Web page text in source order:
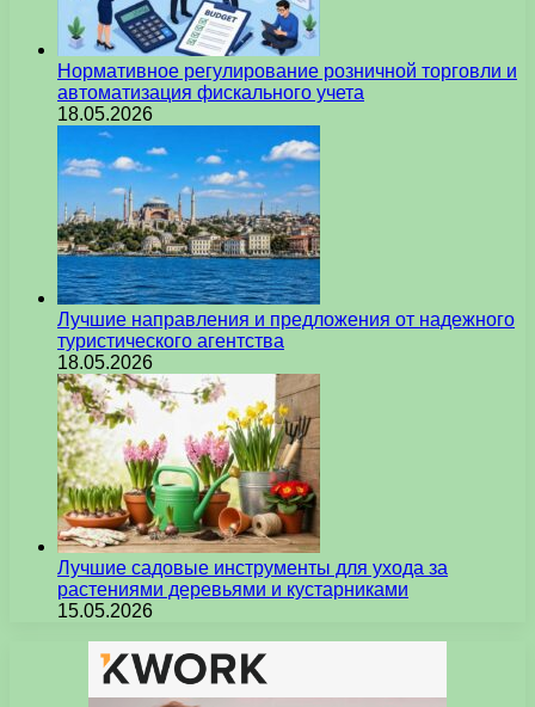
Нормативное регулирование розничной торговли и
автоматизация фискального учета
18.05.2026
Лучшие направления и предложения от надежного
туристического агентства
18.05.2026
Лучшие садовые инструменты для ухода за
растениями деревьями и кустарниками
15.05.2026